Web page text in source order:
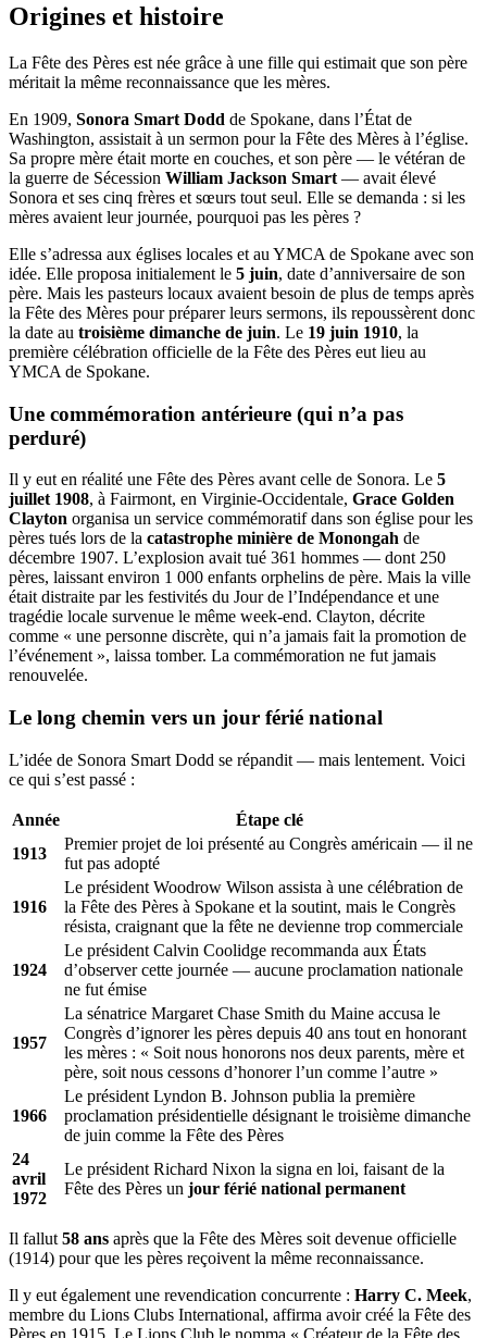
Origines et histoire
La Fête des Pères est née grâce à une fille qui estimait que son père
méritait la même reconnaissance que les mères.
En 1909, Sonora Smart Dodd de Spokane, dans l’État de
Washington, assistait à un sermon pour la Fête des Mères à l’église.
Sa propre mère était morte en couches, et son père — le vétéran de
la guerre de Sécession William Jackson Smart — avait élevé
Sonora et ses cinq frères et sœurs tout seul. Elle se demanda : si les
mères avaient leur journée, pourquoi pas les pères ?
Elle s’adressa aux églises locales et au YMCA de Spokane avec son
idée. Elle proposa initialement le 5 juin, date d’anniversaire de son
père. Mais les pasteurs locaux avaient besoin de plus de temps après
la Fête des Mères pour préparer leurs sermons, ils repoussèrent donc
la date au troisième dimanche de juin. Le 19 juin 1910, la
première célébration officielle de la Fête des Pères eut lieu au
YMCA de Spokane.
Une commémoration antérieure (qui n’a pas
perduré)
Il y eut en réalité une Fête des Pères avant celle de Sonora. Le 5
juillet 1908, à Fairmont, en Virginie-Occidentale, Grace Golden
Clayton organisa un service commémoratif dans son église pour les
pères tués lors de la catastrophe minière de Monongah de
décembre 1907. L’explosion avait tué 361 hommes — dont 250
pères, laissant environ 1 000 enfants orphelins de père. Mais la ville
était distraite par les festivités du Jour de l’Indépendance et une
tragédie locale survenue le même week-end. Clayton, décrite
comme « une personne discrète, qui n’a jamais fait la promotion de
l’événement », laissa tomber. La commémoration ne fut jamais
renouvelée.
Le long chemin vers un jour férié national
L’idée de Sonora Smart Dodd se répandit — mais lentement. Voici
ce qui s’est passé :
Année
Étape clé
1913
Premier projet de loi présenté au Congrès américain — il ne
fut pas adopté
1916
Le président Woodrow Wilson assista à une célébration de
la Fête des Pères à Spokane et la soutint, mais le Congrès
résista, craignant que la fête ne devienne trop commerciale
1924
Le président Calvin Coolidge recommanda aux États
d’observer cette journée — aucune proclamation nationale
ne fut émise
1957
La sénatrice Margaret Chase Smith du Maine accusa le
Congrès d’ignorer les pères depuis 40 ans tout en honorant
les mères : « Soit nous honorons nos deux parents, mère et
père, soit nous cessons d’honorer l’un comme l’autre »
1966
Le président Lyndon B. Johnson publia la première
proclamation présidentielle désignant le troisième dimanche
de juin comme la Fête des Pères
24
avril
1972
Le président Richard Nixon la signa en loi, faisant de la
Fête des Pères un jour férié national permanent
Il fallut 58 ans après que la Fête des Mères soit devenue officielle
(1914) pour que les pères reçoivent la même reconnaissance.
Il y eut également une revendication concurrente : Harry C. Meek,
membre du Lions Clubs International, affirma avoir créé la Fête des
Pères en 1915. Le Lions Club le nomma « Créateur de la Fête des